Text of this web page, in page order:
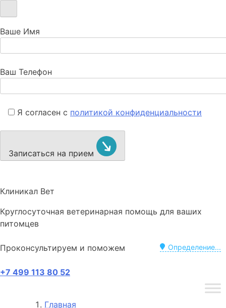
Ваше Имя
Ваш Телефон
Я согласен с политикой конфиденциальности
Записаться на прием
Клиникал Вет
Круглосуточная ветеринарная помощь для ваших
питомцев
Определение...
Проконсультируем и поможем
+7 499 113 80 52
Главная